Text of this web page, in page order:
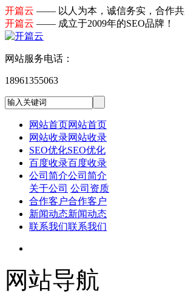
开篇云 —— 以人为本，诚信务实，合作共
开篇云 —— 成立于2009年的SEO品牌！
网站服务电话：
18961355063
网站首页网站首页
网站收录网站收录
SEO优化SEO优化
百度收录百度收录
公司简介公司简介
关于公司 公司资质
合作客户合作客户
新闻动态新闻动态
联系我们联系我们
网站导航